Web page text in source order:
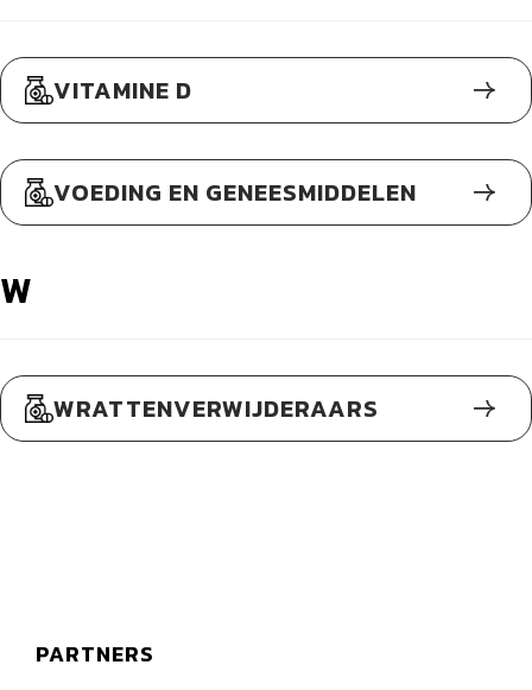
VITAMINE D
VOEDING EN GENEESMIDDELEN
W
WRATTENVERWIJDERAARS
PARTNERS